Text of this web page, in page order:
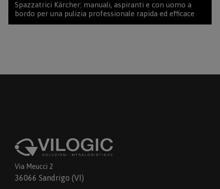
Spazzatrici Kärcher: manuali, aspiranti e con uomo a
bordo per una pulizia professionale rapida ed efficace
Via Meucci 2
36066 Sandrigo (VI)